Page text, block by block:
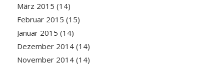
März 2015 (14)
Februar 2015 (15)
Januar 2015 (14)
Dezember 2014(14)
November 2014(14)